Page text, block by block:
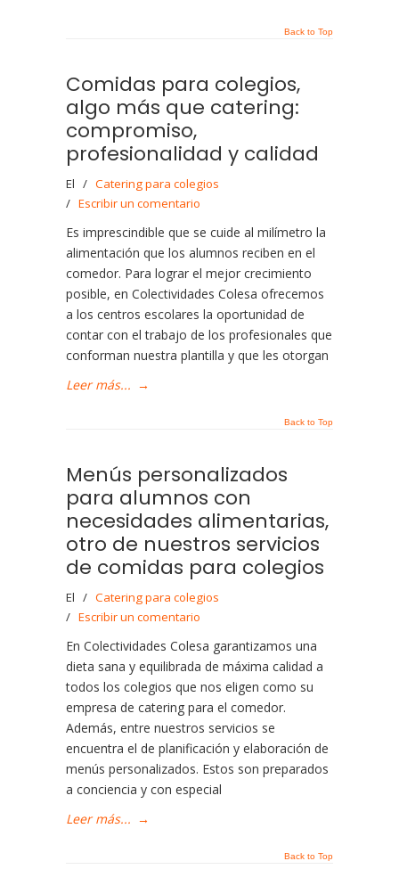
Back to Top
Comidas para colegios,
algo más que catering:
compromiso,
profesionalidad y calidad
El / Catering para colegios
/ Escribir un comentario
Es imprescindible que se cuide al milímetro la
alimentación que los alumnos reciben en el
comedor. Para lograr el mejor crecimiento
posible, en Colectividades Colesa ofrecemos
a los centros escolares la oportunidad de
contar con el trabajo de los profesionales que
conforman nuestra plantilla y que les otorgan
Leer más... →
Back to Top
Menús personalizados
para alumnos con
necesidades alimentarias,
otro de nuestros servicios
de comidas para colegios
El / Catering para colegios
/ Escribir un comentario
En Colectividades Colesa garantizamos una
dieta sana y equilibrada de máxima calidad a
todos los colegios que nos eligen como su
empresa de catering para el comedor.
Además, entre nuestros servicios se
encuentra el de planificación y elaboración de
menús personalizados. Estos son preparados
a conciencia y con especial
Leer más... →
Back to Top